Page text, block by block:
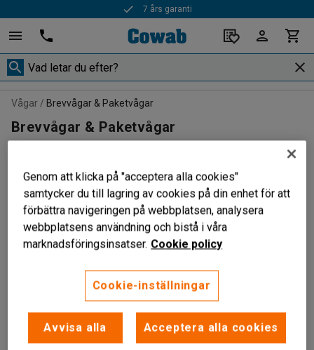
7 års garanti
Vågar Brevvågar & Paketvågar
Brevvågar & Paketvågar
Filtrera Sortera
4 produkter
Genom att klicka på "acceptera alla cookies"
samtycker du till lagring av cookies på din enhet för att
förbättra navigeringen på webbplatsen, analysera
webbplatsens användning och bistå i våra
marknadsföringsinsatser. Cookie policy
Cookie-inställningar
Avvisa alla Acceptera alla cookies